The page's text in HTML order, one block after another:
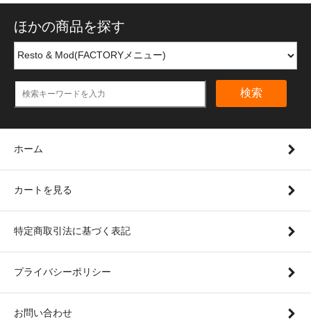
ほかの商品を探す
検索
ホーム
カートを見る
特定商取引法に基づく表記
プライバシーポリシー
お問い合わせ